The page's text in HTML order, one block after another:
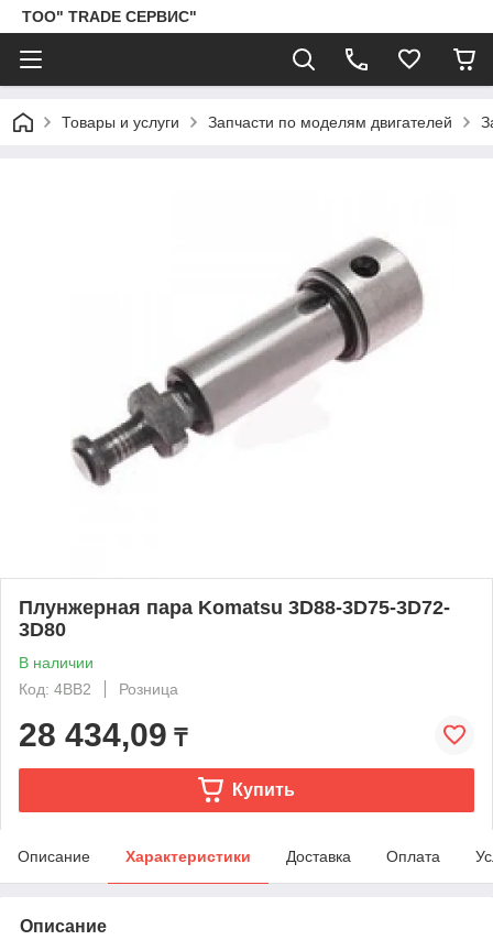
ТОО" TRADE СЕРВИС"
Товары и услуги Запчасти по моделям двигателей
Плунжерная пара Komatsu 3D88-3D75-3D72-
3D80
В наличии
Код: 4BB2
Розница
28 434,09 ₸
Купить
Описание Характеристики Доставка Оплата
Описание